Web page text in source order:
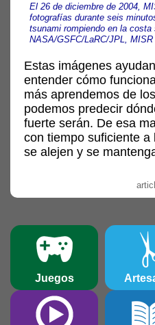
El 26 de diciembre de 2004,
fotografías durante seis
tsunami rompiendo en la
NASA/GSFC/LaRC/JPL, MISR
Estas imágenes
entender cómo
más aprendemos de
podemos predecir
fuerte serán. De esa
con tiempo suficiente
se alejen y se
Juegos